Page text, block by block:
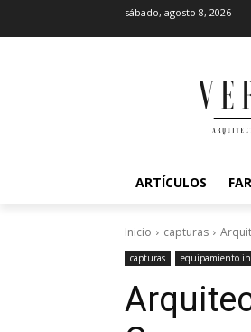
sábado, agosto 8, 2026
ARTÍCULOS
Inicio capturas
capturas equipamiento